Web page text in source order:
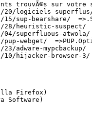
trouvÃ©s sur
logiciels-superflus/
sup-bearshare/
28/heuristic-suspect/
superfluous-atwola/
webget/
adware-mypcbackup/
10/hijacker-browser-3/
Firefox)
Software)